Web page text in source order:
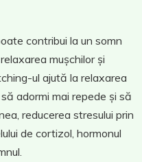
contribui la un somn
mușchilor și
ul ajută la relaxarea
adormi mai repede și să
reducerea stresului prin
de cortizol, hormonul